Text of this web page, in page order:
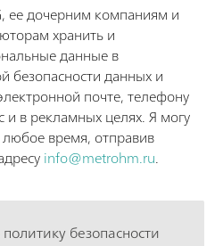
дочерним компаниям и
хранить и
данные в
безопасности данных и
почте, телефону
и в рекламных целях. Я могу
любое время, отправив
info@metrohm.ru.
безопасности